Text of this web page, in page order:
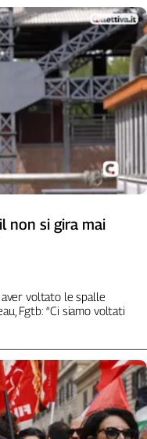
non si gira mai
aver voltato le spalle
Fgtb: “Ci siamo voltati